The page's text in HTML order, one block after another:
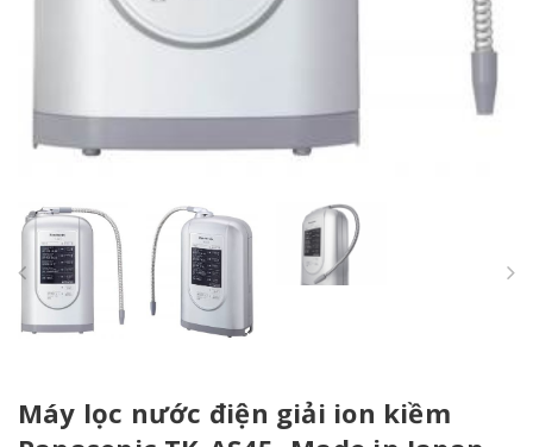
Máy lọc nước điện giải ion kiềm